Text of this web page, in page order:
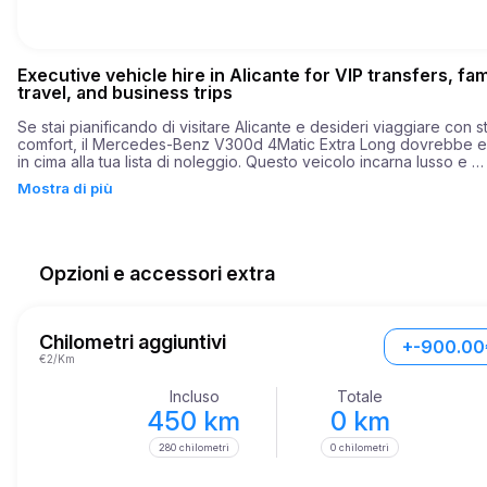
Executive vehicle hire in Alicante for VIP transfers,
travel, and business trips
Se stai pianificando di visitare Alicante e desideri viaggiare con
comfort, il Mercedes-Benz V300d 4Matic Extra Long dovrebbe
in cima alla tua lista di noleggio. Questo veicolo incarna lusso e
di piacere. Progettato per ospitare fino a otto passeggeri, questo
Il Mercedes-Benz V300d 4Matic Extra Long è alimentato da un
motore da 236 cavalli, che offre un'esperienza di guida
Mostra di più
Opzioni e accessori extra
Chilometri aggiuntivi
€2/Km
+-
Incluso
450 km
280 chilometri
Totale
0 km
0 chilometri